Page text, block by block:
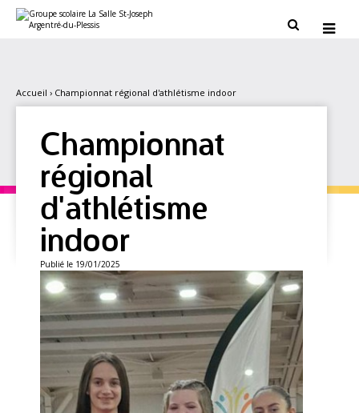
contenu.
personnels
 
Accueil › Championnat régional d'athlétisme indoor
Championnat
régional
d'athlétisme
indoor
Publié le 19/01/2025